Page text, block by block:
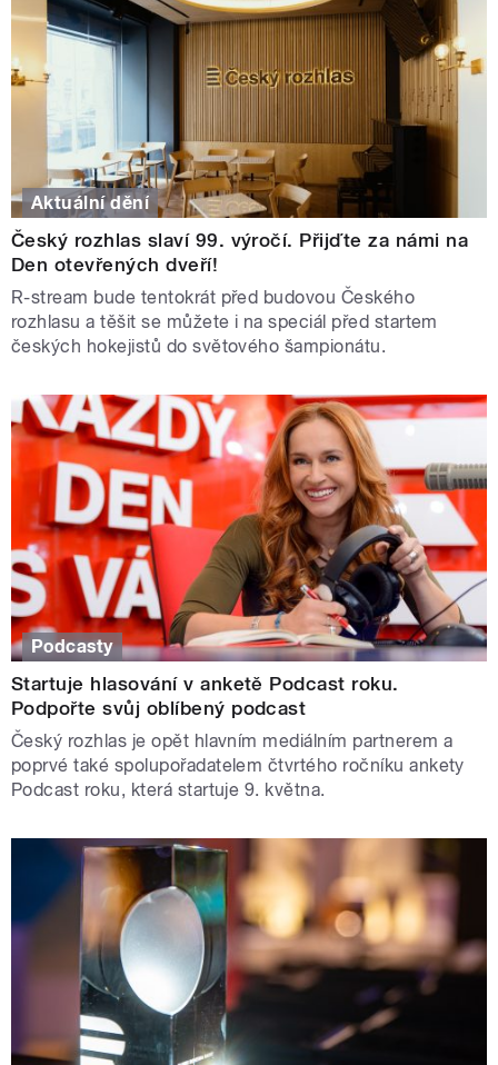
Aktuální dění
Český rozhlas slaví 99. výročí. Přijďte za námi na
Den otevřených dveří!
R-stream bude tentokrát před budovou Českého
rozhlasu a těšit se můžete i na speciál před startem
českých hokejistů do světového šampionátu.
Podcasty
Startuje hlasování v anketě Podcast roku.
Podpořte svůj oblíbený podcast
Český rozhlas je opět hlavním mediálním partnerem a
poprvé také spolupořadatelem čtvrtého ročníku ankety
Podcast roku, která startuje 9. května.